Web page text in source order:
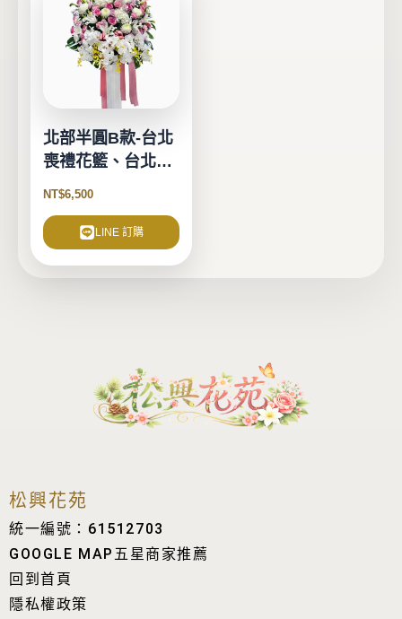
北部半圓B款-台北
喪禮花籃、台北告
別式花籃-1對2個
NT$6,500
LINE 訂購
松興花苑
統一編號：61512703
GOOGLE MAP五星商家推薦
回到首頁
隱私權政策